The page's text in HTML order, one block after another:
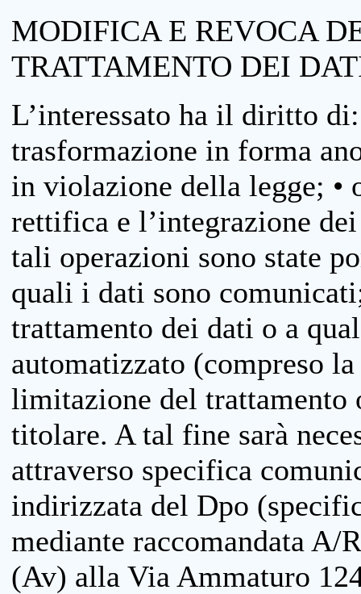
MODIFICA E REVOCA
TRATTAMENTO DEI
L’interessato ha il diritto
trasformazione in forma
in violazione della legge; •
rettifica e l’integrazione
tali operazioni sono state
quali i dati sono
trattamento dei dati o a
automatizzato (compreso
limitazione del trattamento
titolare. A tal fine sarà
attraverso specifica
indirizzata del Dpo
mediante raccomandata
(Av) alla Via Ammaturo